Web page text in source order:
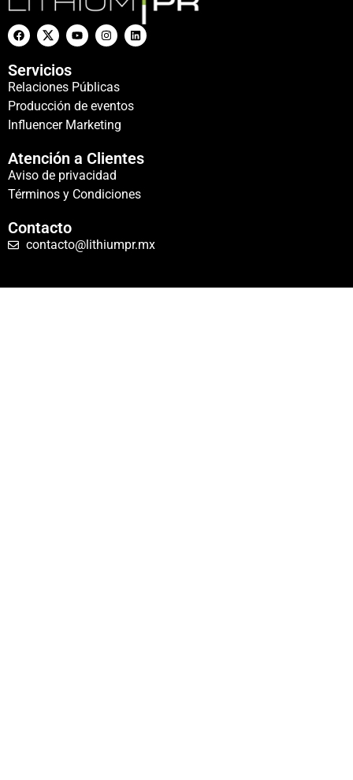
Servicios
Relaciones Públicas
Producción de eventos
Influencer Marketing
Atención a Clientes
Aviso de privacidad
Términos y Condiciones
Contacto
contacto@lithiumpr.mx